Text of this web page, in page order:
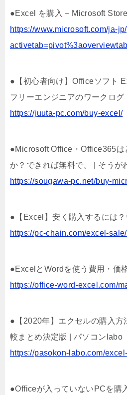
●Excel を購入 – Microsoft
https://www.microsoft.com/ja-
activetab=pivot%3aoverviewtab
●【初心者向け】Officeソフト
フリーエンジニアのワークログ
https://juuta-pc.com/buy-excel/
●Microsoft Office・Office365は
か？できれば無料で。 | そうが
https://sougawa-pc.net/buy-
●【Excel】安く購入するには
https://pc-chain.com/excel-
●ExcelとWordを使う費用・価
https://office-word-excel.com/
●【2020年】エクセルの購入方
較まとめ決定版 | パソコンlabo
https://pasokon-labo.com/
●Officeが入っていないPCを購